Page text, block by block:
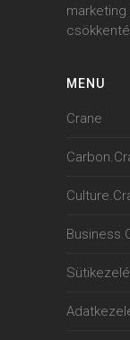
marketing
MENU
Crane